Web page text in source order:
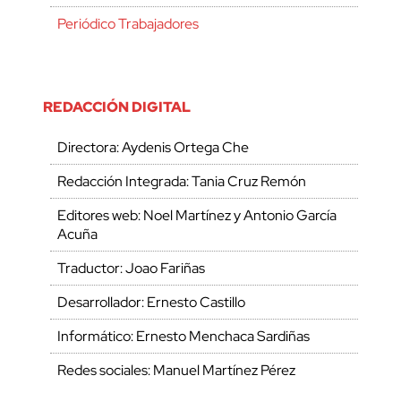
Periódico Trabajadores
REDACCIÓN DIGITAL
Directora: Aydenis Ortega Che
Redacción Integrada: Tania Cruz Remón
Editores web: Noel Martínez y Antonio García
Acuña
Traductor: Joao Fariñas
Desarrollador: Ernesto Castillo
Informático: Ernesto Menchaca Sardiñas
Redes sociales: Manuel Martínez Pérez